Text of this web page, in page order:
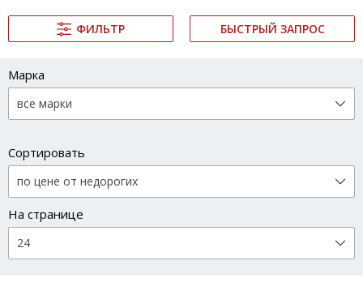
ФИЛЬТР БЫСТРЫЙ ЗАПРОС
Марка
Сортировать
На странице